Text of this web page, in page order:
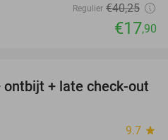
Regulier €40,25
€17,90
41%
ontbijt + late check-out
9.7 star